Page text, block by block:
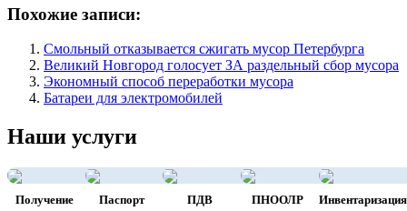
Похожие записи:
Смольный отказывается сжигать мусор Петербурга
Великий Новгород голосует ЗА раздельный сбор мусора
Экономный способ переработки мусора
Батареи для электромобилей
Наши услуги
Получение
Паспорт
ПДВ ПНООЛР
Инвентаризация